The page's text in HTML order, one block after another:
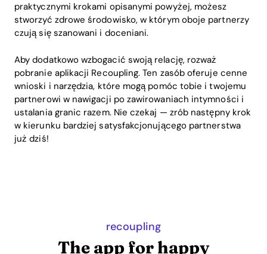
praktycznymi krokami opisanymi powyżej, możesz
stworzyć zdrowe środowisko, w którym oboje partnerzy
czują się szanowani i doceniani.
Aby dodatkowo wzbogacić swoją relację, rozważ
pobranie aplikacji Recoupling. Ten zasób oferuje cenne
wnioski i narzędzia, które mogą pomóc tobie i twojemu
partnerowi w nawigacji po zawirowaniach intymności i
ustalania granic razem. Nie czekaj — zrób następny krok
w kierunku bardziej satysfakcjonującego partnerstwa
już dziś!
recoupling
The app for happy